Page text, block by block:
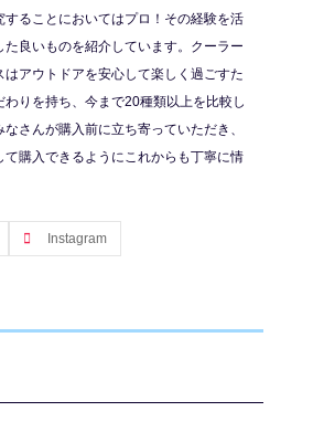
ることにおいてはプロ！その経験を活
良いものを紹介しています。クーラー
アウトドアを安心して楽しく過ごすた
りを持ち、今まで20種類以上を比較し
さんが購入前に立ち寄っていただき、
購入できるようにこれからも丁寧に情
Instagram